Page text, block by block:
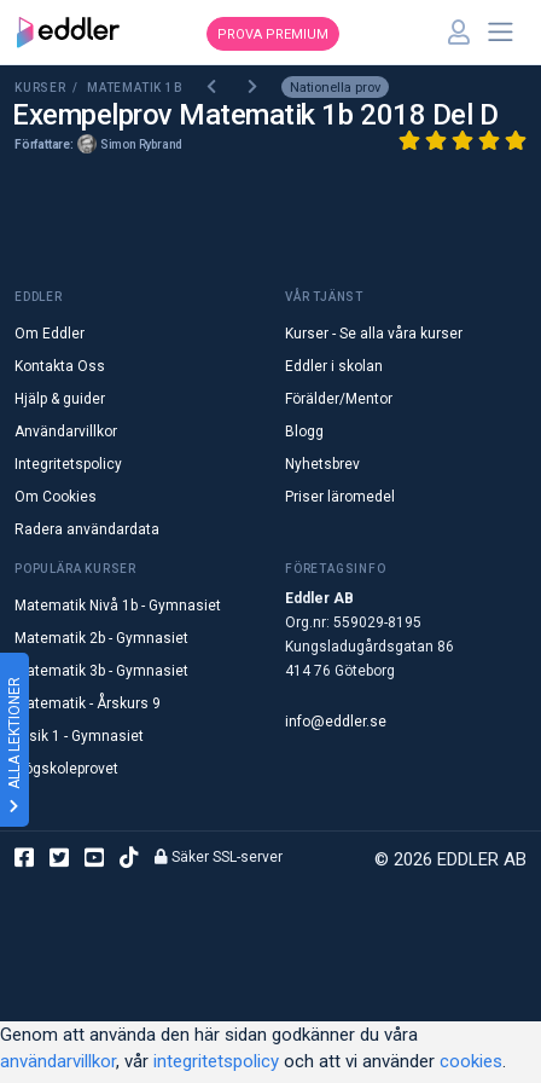
ALLA LEKTIONER
PROVA PREMIUM
KURSER / MATEMATIK 1B Nationella prov
Exempelprov Matematik 1b 2018 Del D
Författare: Simon Rybrand
EDDLER
Om Eddler
Kontakta Oss
Hjälp & guider
Användarvillkor
Integritetspolicy
Om Cookies
Radera användardata
VÅR TJÄNST
Kurser - Se alla våra kurser
Eddler i skolan
Förälder/Mentor
Blogg
Nyhetsbrev
Priser läromedel
POPULÄRA KURSER
Matematik Nivå 1b - Gymnasiet
Matematik 2b - Gymnasiet
Matematik 3b - Gymnasiet
Matematik - Årskurs 9
Fysik 1 - Gymnasiet
Högskoleprovet
FÖRETAGSINFO
Eddler AB
Org.nr: 559029-8195
Kungsladugårdsgatan 86
414 76 Göteborg
info@eddler.se
© 2026 EDDLER AB
Säker SSL-server
Genom att använda den här sidan godkänner du våra
användarvillkor, vår integritetspolicy och att vi använder cookies.